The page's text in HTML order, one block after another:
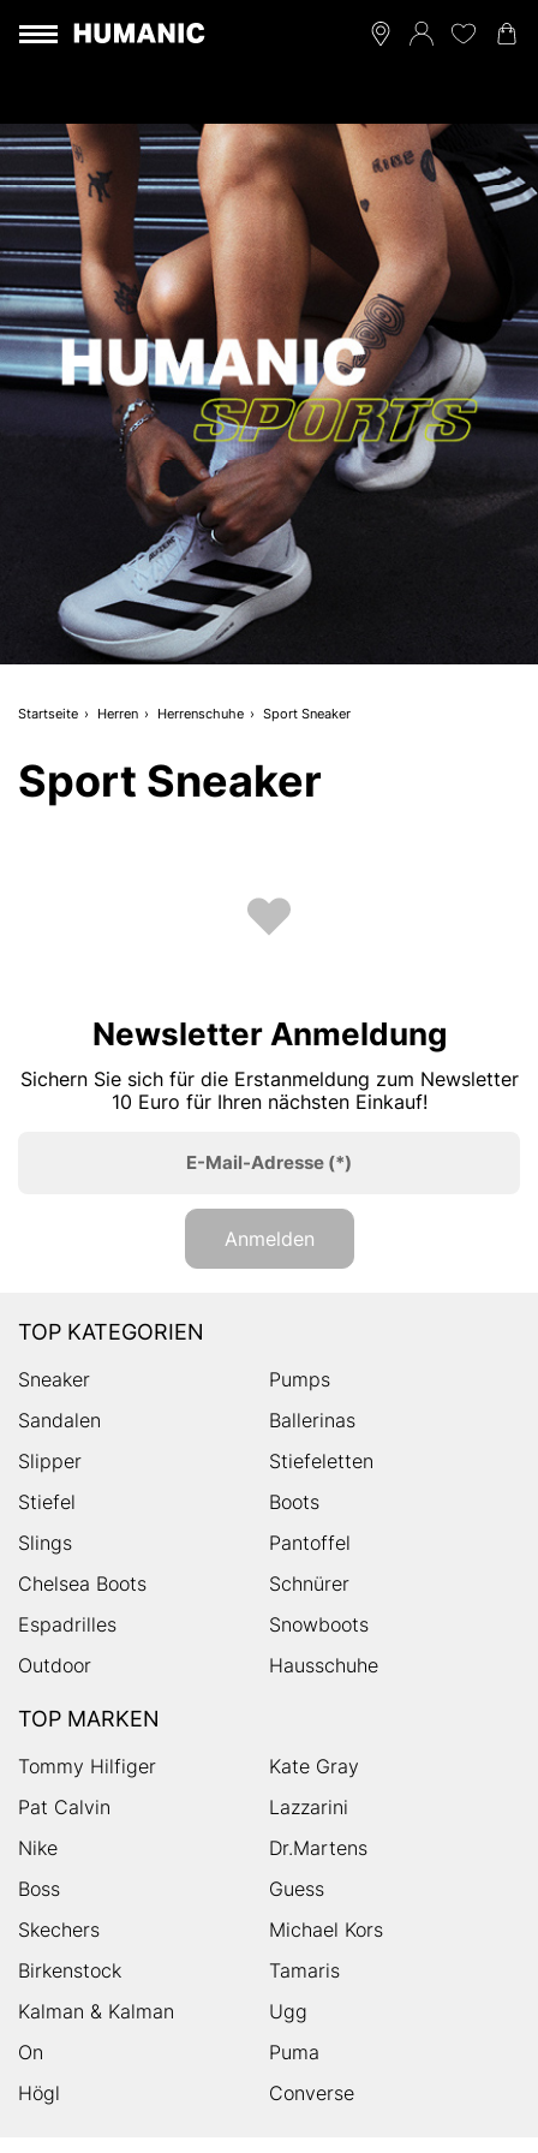
Startseite Herren Herrenschuhe Sport Sneaker
Sport Sneaker
Newsletter Anmeldung
Sichern Sie sich für die Erstanmeldung zum Newsletter
10 Euro für Ihren nächsten Einkauf!
E-Mail-Adresse (*)
Anmelden
TOP KATEGORIEN
Sneaker
Pumps
Sandalen
Ballerinas
Slipper
Stiefeletten
Stiefel
Boots
Slings
Pantoffel
Chelsea Boots
Schnürer
Espadrilles
Snowboots
Outdoor
Hausschuhe
TOP MARKEN
Tommy Hilfiger
Kate Gray
Pat Calvin
Lazzarini
Nike
Dr.Martens
Boss
Guess
Skechers
Michael Kors
Birkenstock
Tamaris
Kalman & Kalman
Ugg
On
Puma
Högl
Converse